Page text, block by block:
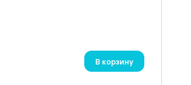
В корзину